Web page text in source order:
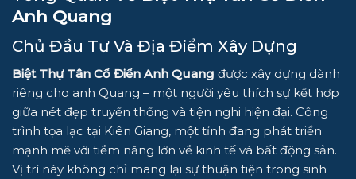
Anh Quang
Chủ Đầu Tư Và Địa Điểm Xây Dựng
Biệt Thự Tân Cổ Điển Anh Quang được xây dựng dành
riêng cho anh Quang – một người yêu thích sự kết hợp
giữa nét đẹp truyền thống và tiện nghi hiện đại. Công
trình tọa lạc tại Kiên Giang, một tỉnh đang phát triển
mạnh mẽ với tiềm năng lớn về kinh tế và bất động sản.
Vị trí này không chỉ mang lại sự thuận tiện trong sinh